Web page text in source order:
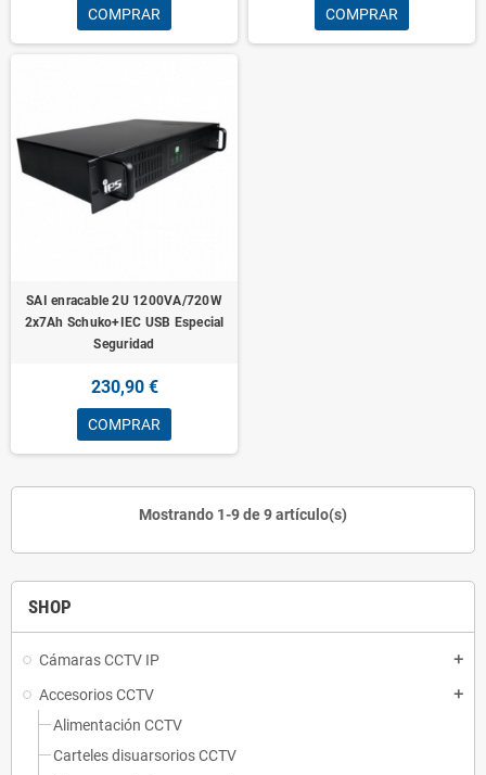
SHOP
Cámaras CCTV IP add
Accesorios CCTV add
Alimentación CCTV
Carteles disuarsorios CCTV
COMPRAR COMPRAR
SAI enracable 2U 1200VA/720W
2x7Ah Schuko+IEC USB Especial
Seguridad
230,90 €
COMPRAR
Mostrando 1-9 de 9 artículo(s)